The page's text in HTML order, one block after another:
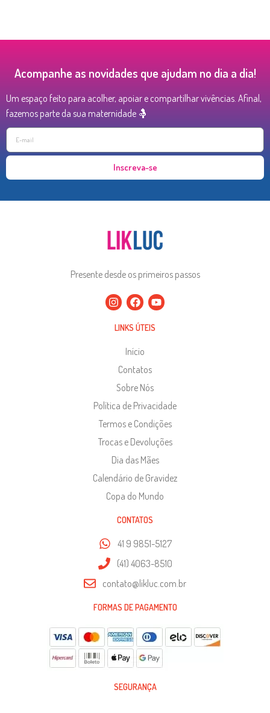
Acompanhe as novidades que ajudam no dia a dia!
Um espaço feito para acolher, apoiar e compartilhar vivências. Afinal,
fazemos parte da sua maternidade 🤱
Inscreva-se
Presente desde os primeiros passos
LINKS ÚTEIS
Início
Contatos
Sobre Nós
Política de Privacidade
Termos e Condições
Trocas e Devoluções
Dia das Mães
Calendário de Gravidez
Copa do Mundo
CONTATOS
41 9 9851-5127
(41) 4063-8510
contato@likluc.com.br
FORMAS DE PAGAMENTO
SEGURANÇA